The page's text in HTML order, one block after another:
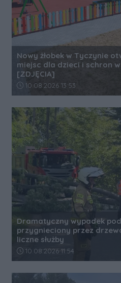
Nowy żłobek w Tyczynie
miejsc dla dzieci i schron
[ZDJĘCIA]
Data dodania artykułu:
10.08.2026 13:53
Dramatyczny wypadek
przygnieciony przez
liczne służby
Data dodania artykułu:
10.08.2026 11:54